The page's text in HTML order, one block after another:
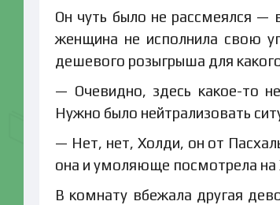
Он чуть было не рассмеялся —
женщина не исполнила свою
дешевого розыгрыша для
— Очевидно, здесь какое-то
Нужно было нейтрализовать
— Нет, нет, Холди, он от
она и умоляюще посмотрела на
В комнату вбежала другая